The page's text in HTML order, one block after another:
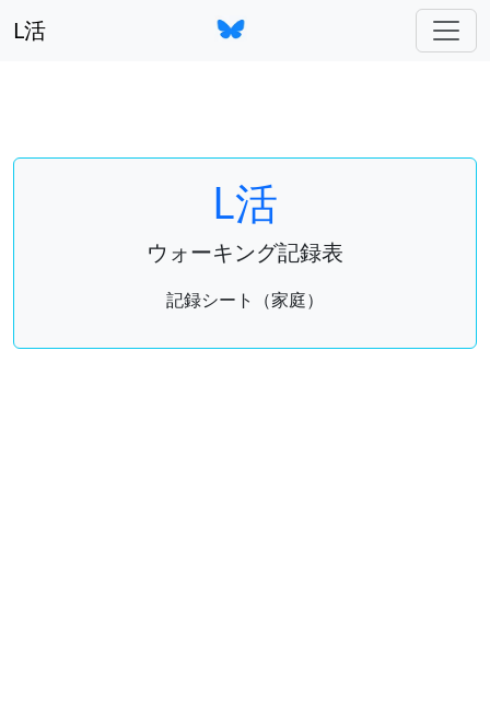
L活
L活
ウォーキング記録表
記録シート（家庭）